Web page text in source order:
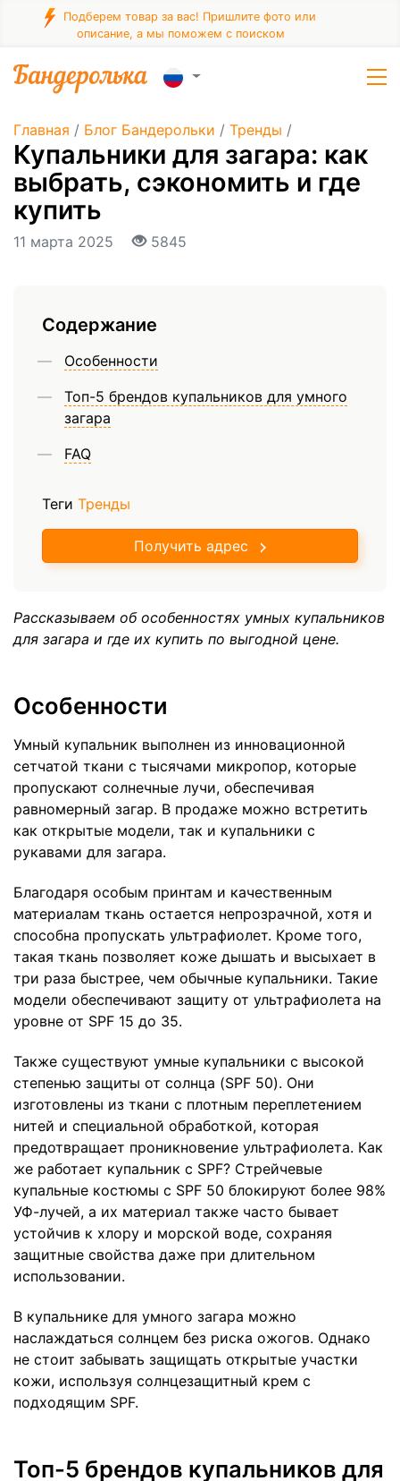
Подберем товар за вас! Пришлите фото или
описание, а мы поможем с поиском
Главная / Блог Бандерольки / Тренды /
Купальники для загара: как
выбрать, сэкономить и где
купить
11 марта 2025 5845
Содержание
Особенности
Топ-5 брендов купальников для умного
загара
FAQ
Теги Тренды
Получить адрес
Рассказываем об особенностях умных купальников
для загара и где их купить по выгодной цене.
Особенности
Умный купальник выполнен из инновационной
сетчатой ткани с тысячами микропор, которые
пропускают солнечные лучи, обеспечивая
равномерный загар. В продаже можно встретить
как открытые модели, так и купальники с
рукавами для загара.
Благодаря особым принтам и качественным
материалам ткань остается непрозрачной, хотя и
способна пропускать ультрафиолет. Кроме того,
такая ткань позволяет коже дышать и высыхает в
три раза быстрее, чем обычные купальники. Такие
модели обеспечивают защиту от ультрафиолета на
уровне от SPF 15 до 35.
Также существуют умные купальники с высокой
степенью защиты от солнца (SPF 50). Они
изготовлены из ткани с плотным переплетением
нитей и специальной обработкой, которая
предотвращает проникновение ультрафиолета. Как
же работает купальник с SPF? Стрейчевые
купальные костюмы с SPF 50 блокируют более 98%
УФ-лучей, а их материал также часто бывает
устойчив к хлору и морской воде, сохраняя
защитные свойства даже при длительном
использовании.
В купальнике для умного загара можно
наслаждаться солнцем без риска ожогов. Однако
не стоит забывать защищать открытые участки
кожи, используя солнцезащитный крем с
подходящим SPF.
Топ-5 брендов купальников для